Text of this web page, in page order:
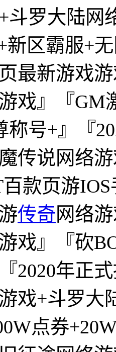
斗罗大陆网
新区霸服+
最新游戏
戏』『GM
称号+』『
传说网络
款页游IOS
传奇网络
戏』『砍
2020年正
戏+斗罗大
点券